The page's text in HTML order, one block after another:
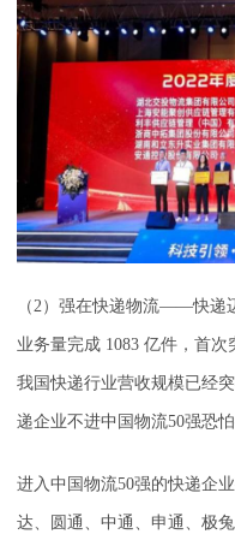
（2）强在快递物流——快递
业务量完成 1083 亿件，首次
我国快递行业营收规模已经
递企业不进中国物流50强恐
进入中国物流50强的快递企
达、圆通、中通、申通、极